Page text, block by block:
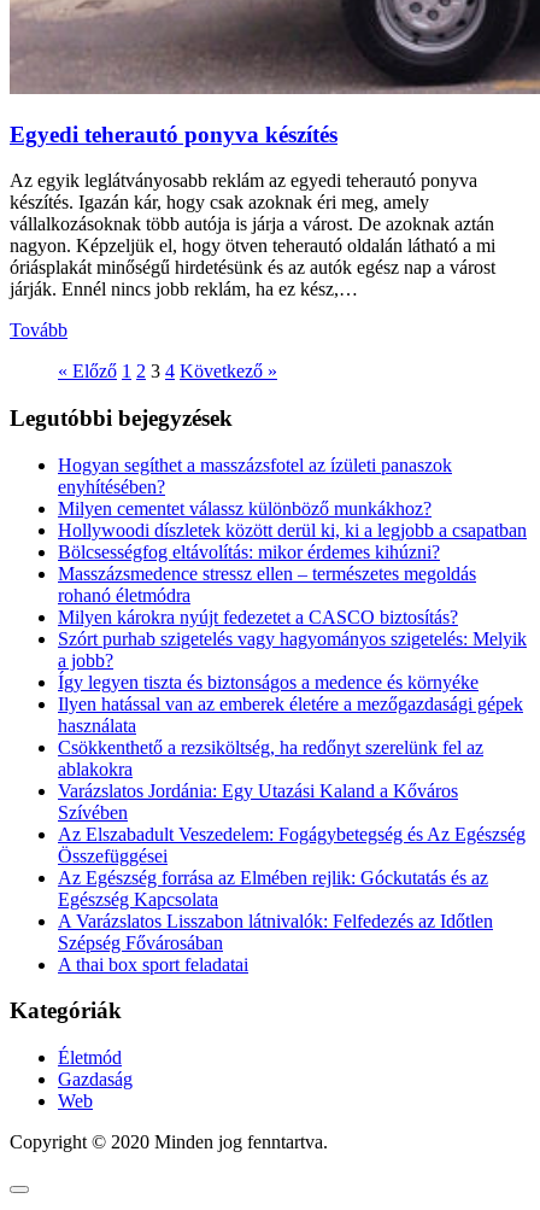
Egyedi teherautó ponyva készítés
Az egyik leglátványosabb reklám az egyedi teherautó ponyva
készítés. Igazán kár, hogy csak azoknak éri meg, amely
vállalkozásoknak több autója is járja a várost. De azoknak aztán
nagyon. Képzeljük el, hogy ötven teherautó oldalán látható a mi
óriásplakát minőségű hirdetésünk és az autók egész nap a várost
járják. Ennél nincs jobb reklám, ha ez kész,…
Tovább
« Előző 1 2 3 4 Következő »
Legutóbbi bejegyzések
Hogyan segíthet a masszázsfotel az ízületi panaszok
enyhítésében?
Milyen cementet válassz különböző munkákhoz?
Hollywoodi díszletek között derül ki, ki a legjobb a csapatban
Bölcsességfog eltávolítás: mikor érdemes kihúzni?
Masszázsmedence stressz ellen – természetes megoldás
rohanó életmódra
Milyen károkra nyújt fedezetet a CASCO biztosítás?
Szórt purhab szigetelés vagy hagyományos szigetelés: Melyik
a jobb?
Így legyen tiszta és biztonságos a medence és környéke
Ilyen hatással van az emberek életére a mezőgazdasági gépek
használata
Csökkenthető a rezsiköltség, ha redőnyt szerelünk fel az
ablakokra
Varázslatos Jordánia: Egy Utazási Kaland a Kőváros
Szívében
Az Elszabadult Veszedelem: Fogágybetegség és Az Egészség
Összefüggései
Az Egészség forrása az Elmében rejlik: Góckutatás és az
Egészség Kapcsolata
A Varázslatos Lisszabon látnivalók: Felfedezés az Időtlen
Szépség Fővárosában
A thai box sport feladatai
Kategóriák
Életmód
Gazdaság
Web
Copyright © 2020 Minden jog fenntartva.